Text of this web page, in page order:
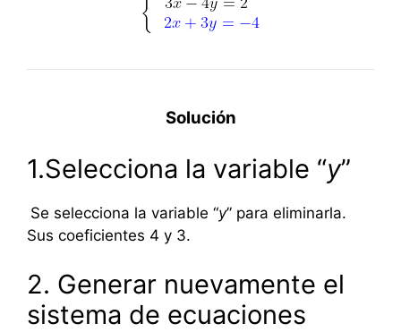
Solución
1.Selecciona la variable “y”
Se selecciona la variable “y” para eliminarla.
Sus coeficientes 4 y 3.
2. Generar nuevamente el
sistema de ecuaciones